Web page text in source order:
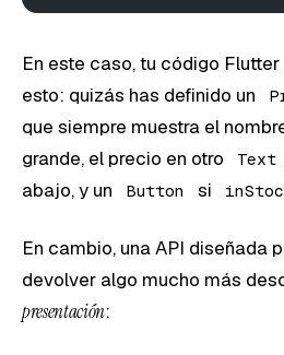
En este caso, tu código
esto: quizás has definido un
que siempre muestra el
grande, el precio en otro Text
abajo, y un
Button si
En cambio, una API diseñada
devolver algo mucho más
presentación: